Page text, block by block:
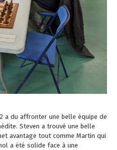
a du affronter une belle équipe de
Steven a trouvé une belle
avantage tout comme Martin qui
a été solide face à une